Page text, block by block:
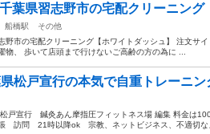
葉県習志野市の宅配クリーニング
船橋駅
その他
野市の宅配クリーニング【ホワイトダッシュ】 注文
物、 歩いて店頭まで行けないご高齢の方の為に ...
県松戸宣行の本気で自重トレー
宣行 鍼灸あん摩指圧フィットネス場 編集 料金は100
訪問 21時以降ok 宗教、ネットビジネス、不適切な